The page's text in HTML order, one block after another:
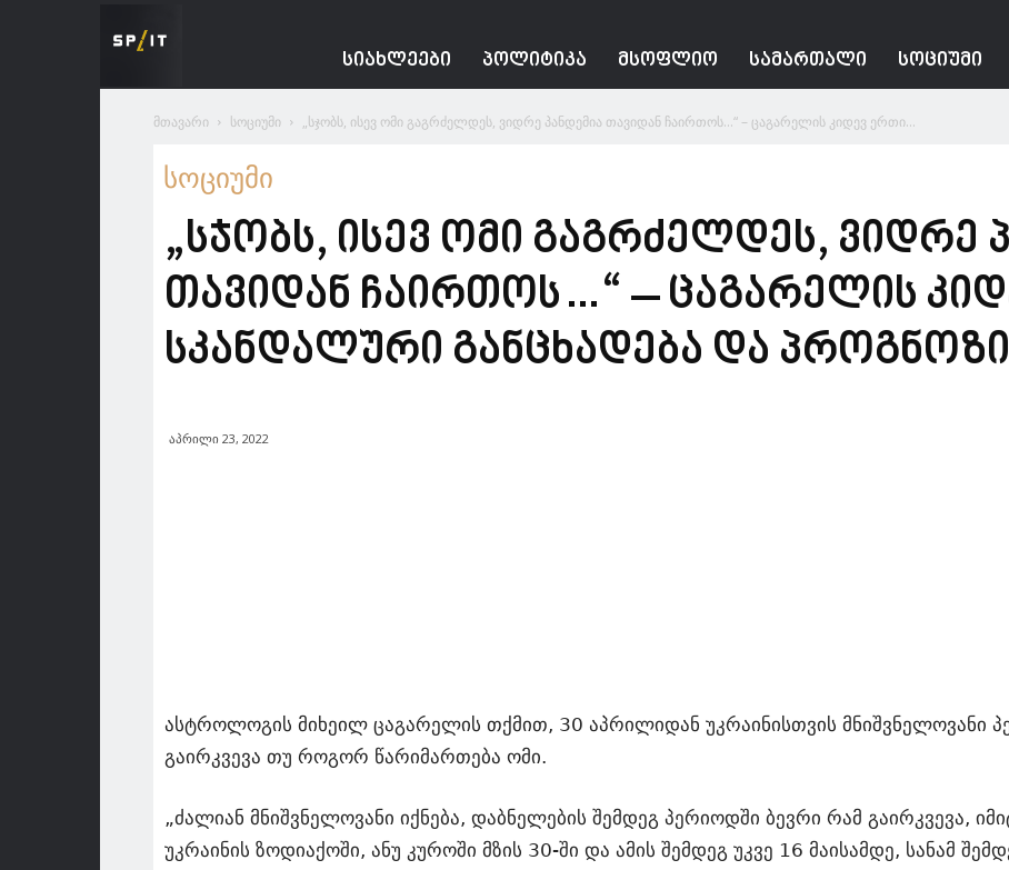
ᲡᲘᲐᲮᲚᲔᲔᲑᲘ ᲞᲝᲚᲘᲢᲘᲙᲐ ᲛᲡᲝᲤᲚᲘᲝ ᲡᲐᲛᲐᲠᲗᲐᲚᲘ ᲡᲝᲪᲘᲣᲛᲘ
მთავარი სოციუმი „სჯობს, ისევ ომი გაგრძელდეს, ვიდრე პანდემია თავიდან ჩაირთოს…“ – ცაგარელის კიდევ ერთი...
სოციუმი
„სჯობს, ისევ ომი გაგრძელდეს, ვიდრე
თავიდან ჩაირთოს…“ – ცაგარელის
სკანდალური განცხადება და პროგნოზი
აპრილი 23, 2022
ასტროლოგის მიხეილ ცაგარელის თქმით, 30 აპრილიდან უკრაინისთვის მნიშვნელოვანი
გაირკვევა თუ როგორ წარიმართება ომი.
„ძალიან მნიშვნელოვანი იქნება, დაბნელების შემდეგ პერიოდში ბევრი რამ გაირკვევა,
უკრაინის ზოდიაქოში, ანუ კუროში მზის 30-ში და ამის შემდეგ უკვე 16 მაისამდე, სანამ